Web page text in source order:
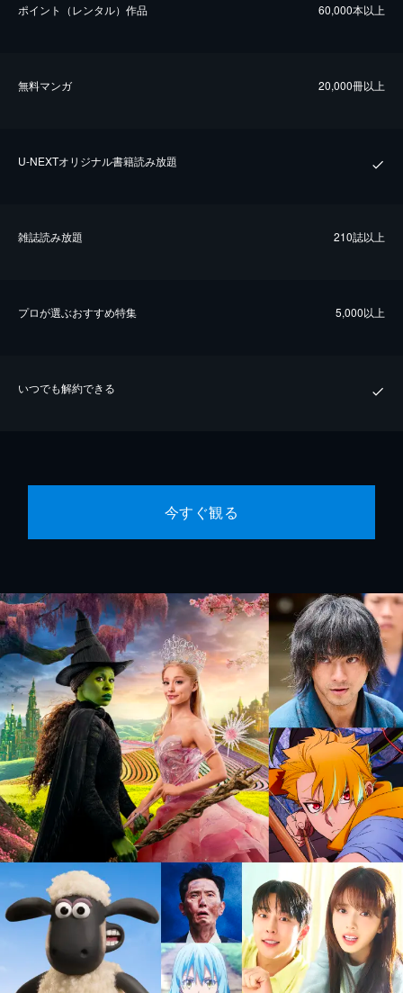
ポイント（レンタル）作品 60,000本以上
無料マンガ 20,000冊以上
U-NEXTオリジナル書籍読み放題
雑誌読み放題 210誌以上
プロが選ぶおすすめ特集 5,000以上
いつでも解約できる
今すぐ観る